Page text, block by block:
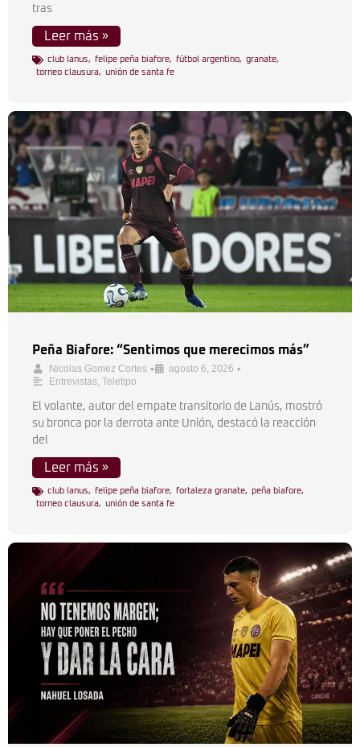
tras
Leer más »
club lanus, felipe peña biafore, fútbol argentino, granate,
torneo clausura, unión de santa fe
Peña Biafore: “Sentimos que merecimos más”
Nicolas Gomez Cortes • agosto 6, 2026 •
Entrevistas, Teletipo
El volante, autor del empate transitorio de Lanús, mostró
su bronca por la derrota ante Unión, destacó la reacción
del
Leer más »
club lanus, felipe peña biafore, fortaleza granate, peña biafore,
torneo clausura, unión de santa fe